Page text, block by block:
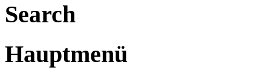
Search
Hauptmenü